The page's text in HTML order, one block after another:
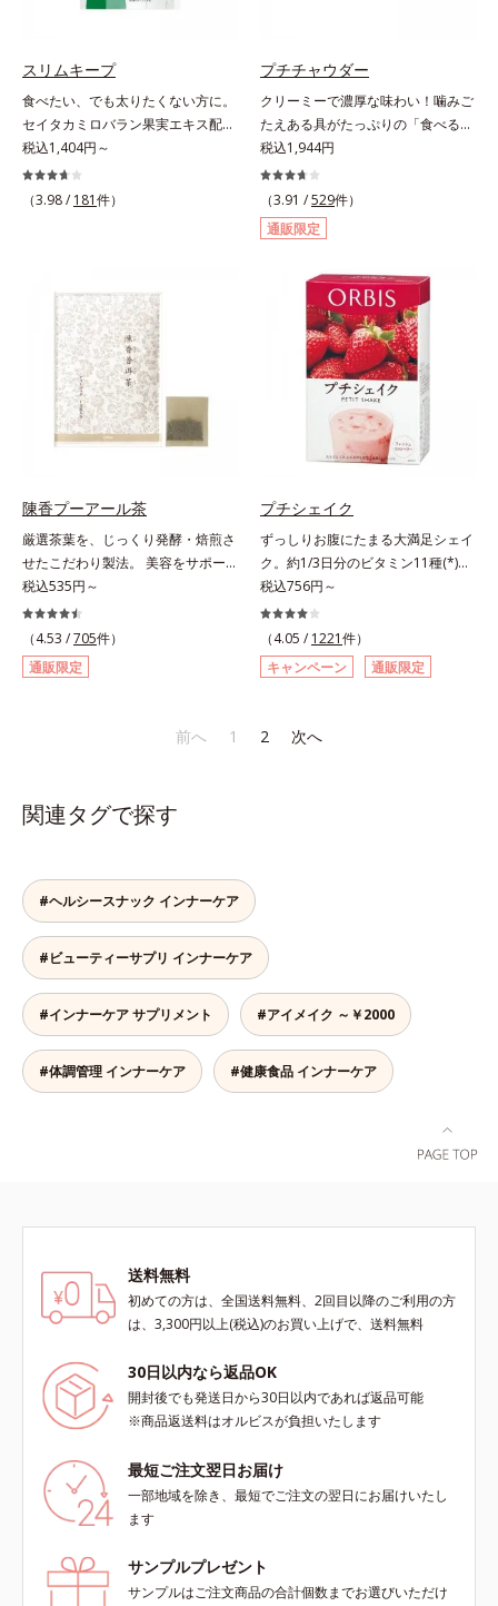
す。忙しい人も、食事が不規則にな
もてるサプリメントです。マルチビ
タミン＆ミネラルで健康な体の基本
をしっかり守りましょう！
スリムキープ
食べたい、でも太りたくない方に。
セイタカミロバラン果実エキス配合
の楽しみながら続けるダイエット応
援サプリ。ダイエット中なのに食欲
を抑えきれずついつい食べ過ぎてし
トです。ポリフェノール類を豊富に
含む、アジア圏で古くから伝承され
ている健康果実「セイタカミロバラ
ン果実」を配合。さらに桑の葉エキ
スに加え、健康茶として知られる杜
仲葉エキスやグァバ葉エキス、茶花
エキスの植物由来の4つの成分が、
す。1日の目安量は2粒だけだから、
サッと飲みやすく手軽に続けやす
い！ 小さな粒に素材のもつ力をぎ
ゅっと閉じ込めた、食べたい女性の
ためのおまもりサプリです。
税込1,404円～
（3.98 / 181件）
プチチャウダー
クリーミーで濃厚な味わい！噛みご
たえある具がたっぷりの「食べる」
スープ。クリーミーなスープに大粒
コーンやクルトン、鶏肉のような食
感の大豆たんぱくなど、具だくさん
の「食べる」スープです。ボリュー
ム感のある食べごたえで、お腹にし
るぷる感のある毎日に必要なコラー
ゲン*を1,000mgも配合。ダイエッ
トによるやつれ感を気にせず、キレ
イをサポートします。さらに、食事
制限で心配な栄養面もしっかりカバ
ー。ビタミン10種とミネラル2種を
約1/3日分、食物繊維を4.0gも配合
し、満腹感と朝のスッキリを期待で
ペプチドを使用しています。
税込1,944円
（3.91 /529件）
通販限定
陳香プーアール茶
厳選茶葉を、じっくり発酵・焙煎さ
せたこだわり製法。 美容をサポー
トする没食子（ポリフェノール）配
合で、 本格的な味と美容ケアが楽
しめます。。胃腸にやさしい0kcal
の、ダイエット中にうれしいプ―ア
ール茶です。ホットでもアイスでも
アール茶“陳香（ツンシャン）”と
は、芳醇な香りとまろやかな味わい
用し、茶成分が浸出しやすい若葉だ
をサポート。香ばしく、まろやかな
味わいで、毎日の食事といっしょに
お召し上がりいただけます。
税込535円～
（4.53 /705件）
通販限定
プチシェイク
ずっしりお腹にたまる大満足シェイ
ク。約1/3日分のビタミン11種(*)・
鉄分・食物繊維配合でダイエットと
美容をしっかりサポート。食事とお
きかえるだけで簡単にカロリーを抑
えつつ、果実のいいところをまるご
と使って栄養バランスUP。食物繊
ちな栄養素をチャージして、健康的
なダイエットを後押しします。さら
D、E、ナイアシン、パントテン
酸、葉酸各商品の詳しい情報は商品
夏祭りは、こちら
税込756円～
（4.05 / 1221件）
キャンペーン
通販限定
前へ 1 2 次へ
関連タグで探す
#ヘルシースナック インナーケア
#ビューティーサプリ インナーケア
#インナーケア サプリメント #アイメイク ～￥2000
#体調管理 インナーケア #健康食品 インナーケア
送料無料
初めての方は、全国送料無料、2回目以降のご利用の方
は、3,300円以上(税込)のお買い上げで、送料無料
30日以内なら返品OK
開封後でも発送日から30日以内であれば返品可能
※商品返送料はオルビスが負担いたします
最短ご注文翌日お届け
一部地域を除き、最短でご注文の翌日にお届けいたし
ます
サンプルプレゼント
サンプルはご注文商品の合計個数までお選びいただけ